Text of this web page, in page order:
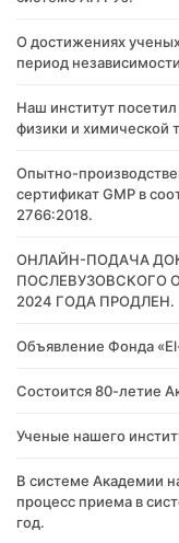
О достижениях
период независимости
Наш институт
физики и химической
Опытно-
сертификат GMP в
2766:2018.
ОНЛАЙН-ПОДАЧА
ПОСЛЕВУЗОВСКОГО
2024 ГОДА ПРОДЛЕН.
Объявление Фонда
Состоится 80-летие
Ученые нашего
В системе Академии
процесс приема в
год.